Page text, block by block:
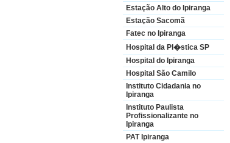
Estação Alto do Ipiranga
Estação Sacomã
Fatec no Ipiranga
Hospital da Pl�stica SP
Hospital do Ipiranga
Hospital São Camilo
Instituto Cidadania no
Ipiranga
Instituto Paulista
Profissionalizante no
Ipiranga
PAT Ipiranga